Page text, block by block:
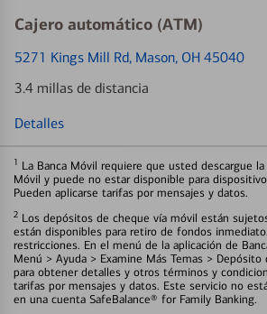
Cajero automático (ATM)
5271 Kings Mill Rd, Mason, OH 45040
3.4 millas de distancia
Detalles
1 La Banca Móvil requiere que usted descargue
Móvil y puede no estar disponible para
Pueden aplicarse tarifas por mensajes y datos.
2 Los depósitos de cheque vía móvil están
están disponibles para retiro de fondos
restricciones. En el menú de la aplicación de
Menú > Ayuda > Examine Más Temas > Depósito
para obtener detalles y otros términos y
tarifas por mensajes y datos. Este servicio no
en una cuenta SafeBalance® for Family Banking.